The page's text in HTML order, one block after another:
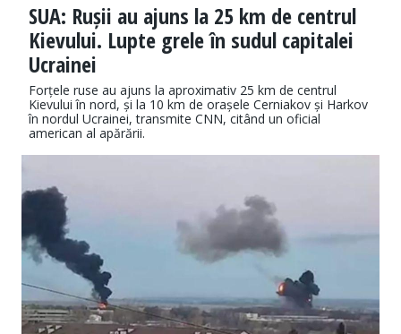
SUA: Rușii au ajuns la 25 km de centrul
Kievului. Lupte grele în sudul capitalei
Ucrainei
Forțele ruse au ajuns la aproximativ 25 km de centrul
Kievului în nord, și la 10 km de orașele Cerniakov și Harkov
în nordul Ucrainei, transmite CNN, citând un oficial
american al apărării.